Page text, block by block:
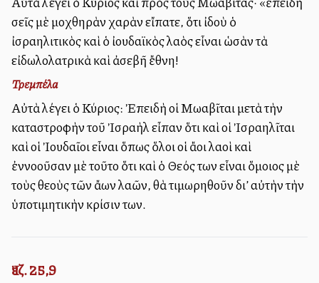
σεῖς μὲ μοχθηρὰν χαρὰν εἴπατε, ὅτι ἰδοὺ ὁ
ἰσραηλιτικὸς καὶ ὁ ἰουδαϊκὸς λαὸς εἶναι ὡσὰν τὰ
εἰδωλολατρικὰ καὶ ἀσεβῆ ἔθνη!
Τρεμπέλα
Αὐτὰ λέγει ὁ Κύριος: Ἐπειδὴ οἱ Μωαβῖται μετὰ τὴν
καταστροφὴν τοῦ Ἰσραὴλ εἶπαν ὅτι καὶ οἱ Ἰσραηλῖται
καὶ οἱ Ἰουδαῖοι εἶναι ὅπως ὅλοι οἱ ἄλλοι λαοὶ καὶ
ἐννοοῦσαν μὲ τοῦτο ὅτι καὶ ὁ Θεός των εἶναι ὅμοιος μὲ
τοὺς θεοὺς τῶν ἄλλων λαῶν, θὰ τιμωρηθοῦν δι’ αὐτὴν τὴν
ὑποτιμητικὴν κρίσιν των.
Ἰεζ. 25,9